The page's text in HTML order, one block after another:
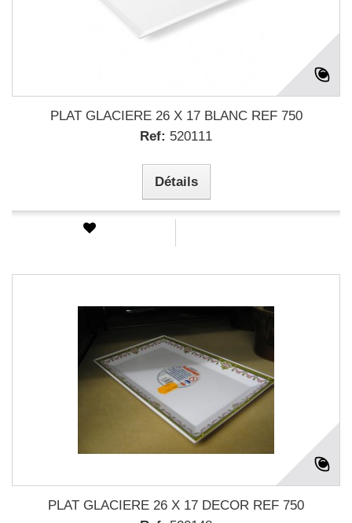
PLAT GLACIERE 26 X 17 BLANC REF 750
Ref: 520111
Détails
PLAT GLACIERE 26 X 17 DECOR REF 750